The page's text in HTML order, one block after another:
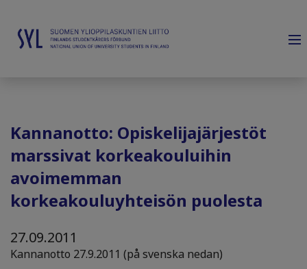
Kannanotto: Opiskelijajärjestöt
marssivat korkeakouluihin
avoimemman
korkeakouluyhteisön puolesta
27.09.2011
Kannanotto 27.9.2011 (på svenska nedan)